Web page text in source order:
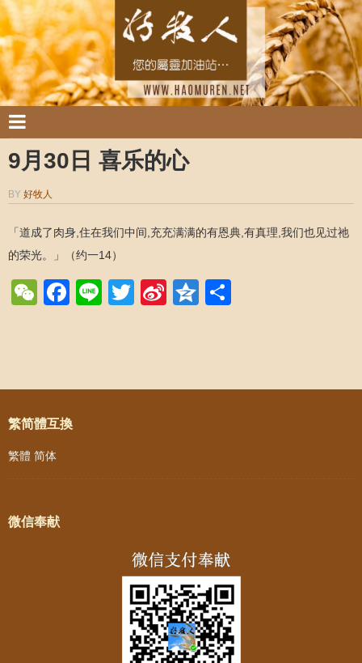
9月30日 喜乐的心
BY 好牧人
「道成了肉身,住在我们中间,充充满满的有恩典,有真理,我们也见过祂
的荣光。」（约一14）
WeChat
Facebook
LineTwitter
SinaQzone
Post navigation
繁简體互換
繁體 简体
微信奉献